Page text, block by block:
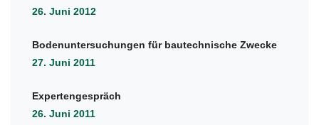
26. Juni 2012
Bodenuntersuchungen für bautechnische Zwecke
27. Juni 2011
Expertengespräch
26. Juni 2011